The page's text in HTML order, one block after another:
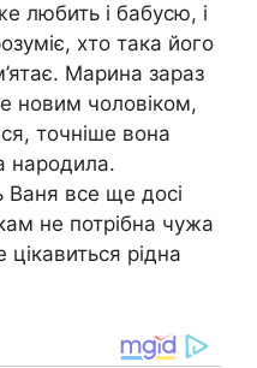
любить і бабусю, і
хто така його
Марина зараз
новим чоловіком,
точніше вона
народила.
Ваня все ще досі
не потрібна чужа
цікавиться рідна